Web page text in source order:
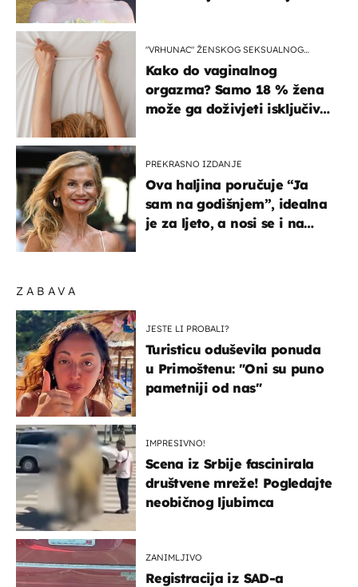
ZABAVA
JESTE LI PROBALI?
Turisticu oduševila ponuda
u Primoštenu: "Oni su puno
pametniji od nas"
IMPRESIVNO!
Scena iz Srbije fascinirala
društvene mreže! Pogledajte
neobičnog ljubimca
ZANIMLJIVO
Registracija iz SAD-a
"VRHUNAC" ŽENSKOG SEKSUALNOG
Kako do vaginalnog
orgazma? Samo 18 % žena
može ga doživjeti isključivo
PREKRASNO IZDANJE
Ova haljina poručuje “Ja
sam na godišnjem”, idealna
je za ljeto, a nosi se i na